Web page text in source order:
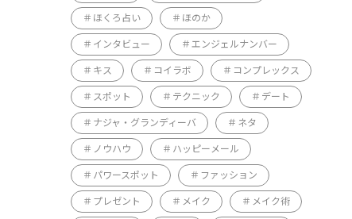
ほくろ占い ほのか
インタビュー エンジェルナンバー
キス コイラボ コンプレックス
スポット テクニック デート
ナジャ・グランディーバ ネタ
ノウハウ ハッピーメール
パワースポット ファッション
プレゼント メイク メイク術